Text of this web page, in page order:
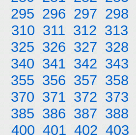
295 296 297 298
310 311 312 313
325 326 327 328
340 341 342 343
355 356 357 358
370 371 372 373
385 386 387 388
400 401 402 403